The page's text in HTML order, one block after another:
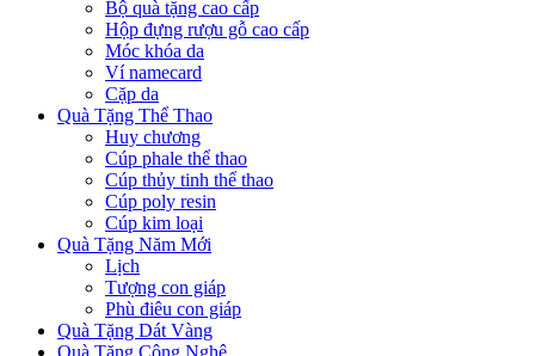
Bộ quà tặng cao cấp
Hộp đựng rượu gỗ cao cấp
Móc khóa da
Ví namecard
Cặp da
Quà Tặng Thể Thao
Huy chương
Cúp phale thể thao
Cúp thủy tinh thể thao
Cúp poly resin
Cúp kim loại
Quà Tặng Năm Mới
Lịch
Tượng con giáp
Phù điêu con giáp
Quà Tặng Dát Vàng
Quà Tặng Công Nghệ